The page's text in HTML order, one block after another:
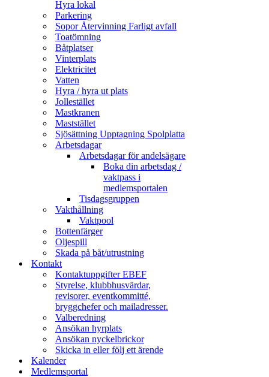
Hyra lokal
Parkering
Sopor Återvinning Farligt avfall
Toatömning
Båtplatser
Vinterplats
Elektricitet
Vatten
Hyra / hyra ut plats
Jollestället
Mastkranen
Maststället
Sjösättning Upptagning Spolplatta
Arbetsdagar
Arbetsdagar för andelsägare
Boka din arbetsdag /
vaktpass i
medlemsportalen
Tisdagsgruppen
Vakthållning
Vaktpool
Bottenfärger
Oljespill
Skada på båt/utrustning
Kontakt
Kontaktuppgifter EBEF
Styrelse, klubbhusvärdar,
revisorer, eventkommitté,
bryggchefer och mailadresser.
Valberedning
Ansökan hyrplats
Ansökan nyckelbrickor
Skicka in eller följ ett ärende
Kalender
Medlemsportal